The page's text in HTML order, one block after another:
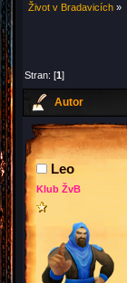
Život v Bradavicích »
Stran: [1]
Autor
Leo
Klub ŽvB